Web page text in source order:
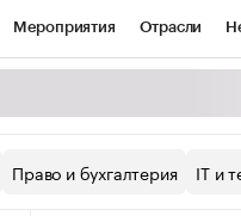
Мероприятия Отрасли
Спецпроекты
Право и бухгалтерия IT и